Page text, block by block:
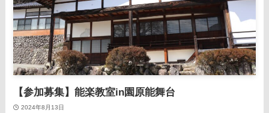
【参加募集】能楽教室in園原能舞台
2024年8月13日